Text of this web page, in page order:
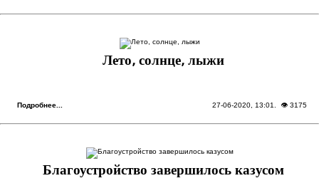
Лето, солнце, лыжи
Подробнее... 27-06-2020, 13:01 . 👁 3175
Благоустройство завершилось казусом